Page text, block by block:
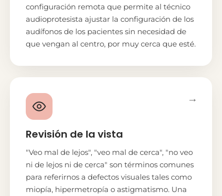
configuración remota que permite al técnico
audioprotesista ajustar la configuración de los
audífonos de los pacientes sin necesidad de
que vengan al centro, por muy cerca que esté.
Revisión de la vista
"Veo mal de lejos", "veo mal de cerca", "no veo
ni de lejos ni de cerca" son términos comunes
para referirnos a defectos visuales tales como
miopía, hipermetropía o astigmatismo. Una
→